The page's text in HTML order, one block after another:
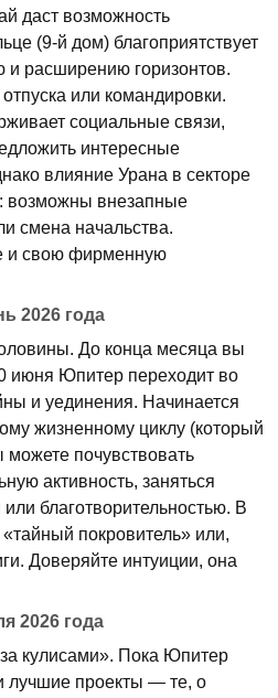
даст возможность
(9-й дом) благоприятствует
и расширению горизонтов.
или командировки.
социальные связи,
интересные
влияние Урана в секторе
возможны внезапные
смена начальства.
и свою фирменную
2026 года
До конца месяца вы
июня Юпитер переходит во
и уединения. Начинается
жизненному циклу (который
можете почувствовать
активность, заняться
или благотворительностью. В
покровитель» или,
Доверяйте интуиции, она
2026 года
кулисами». Пока Юпитер
лучшие проекты — те, о